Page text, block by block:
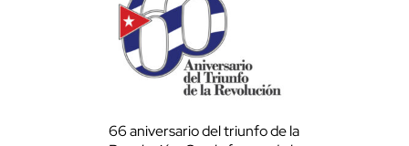
66 aniversario del triunfo de la